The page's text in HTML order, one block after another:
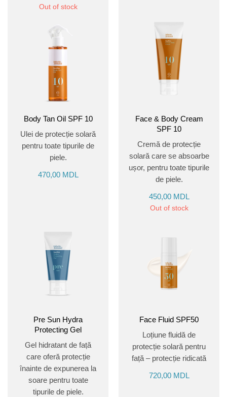
Out of stock
Body Tan Oil SPF 10
Ulei de protecție solară
pentru toate tipurile de
piele.
470,00 MDL
Face & Body Cream
SPF 10
Cremă de protecție
solară care se absoarbe
ușor, pentru toate tipurile
de piele.
450,00 MDL
Out of stock
Pre Sun Hydra
Protecting Gel
Gel hidratant de față
care oferă protecție
înainte de expunerea la
soare pentru toate
tipurile de piele.
Face Fluid SPF50
Loțiune fluidă de
protecție solară pentru
față – protecție ridicată
720,00 MDL